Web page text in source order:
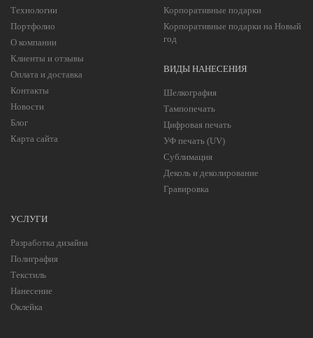
Технологии
Портфолио
О компании
Клиенты и отзывы
Оплата и доставка
Контакты
Новости
Блог
Карта сайта
Корпоративные подарки
Корпоративные подарки на Новый
год
ВИДЫ НАНЕСЕНИЯ
Шелкография
Тампопечать
Цифровая печать
УФ печать (UV)
Сублимация
Деколь и деколирование
Гравировка
УСЛУГИ
Разработка дизайна
Полиграфия
Текстиль
Нанесение
Оклейка